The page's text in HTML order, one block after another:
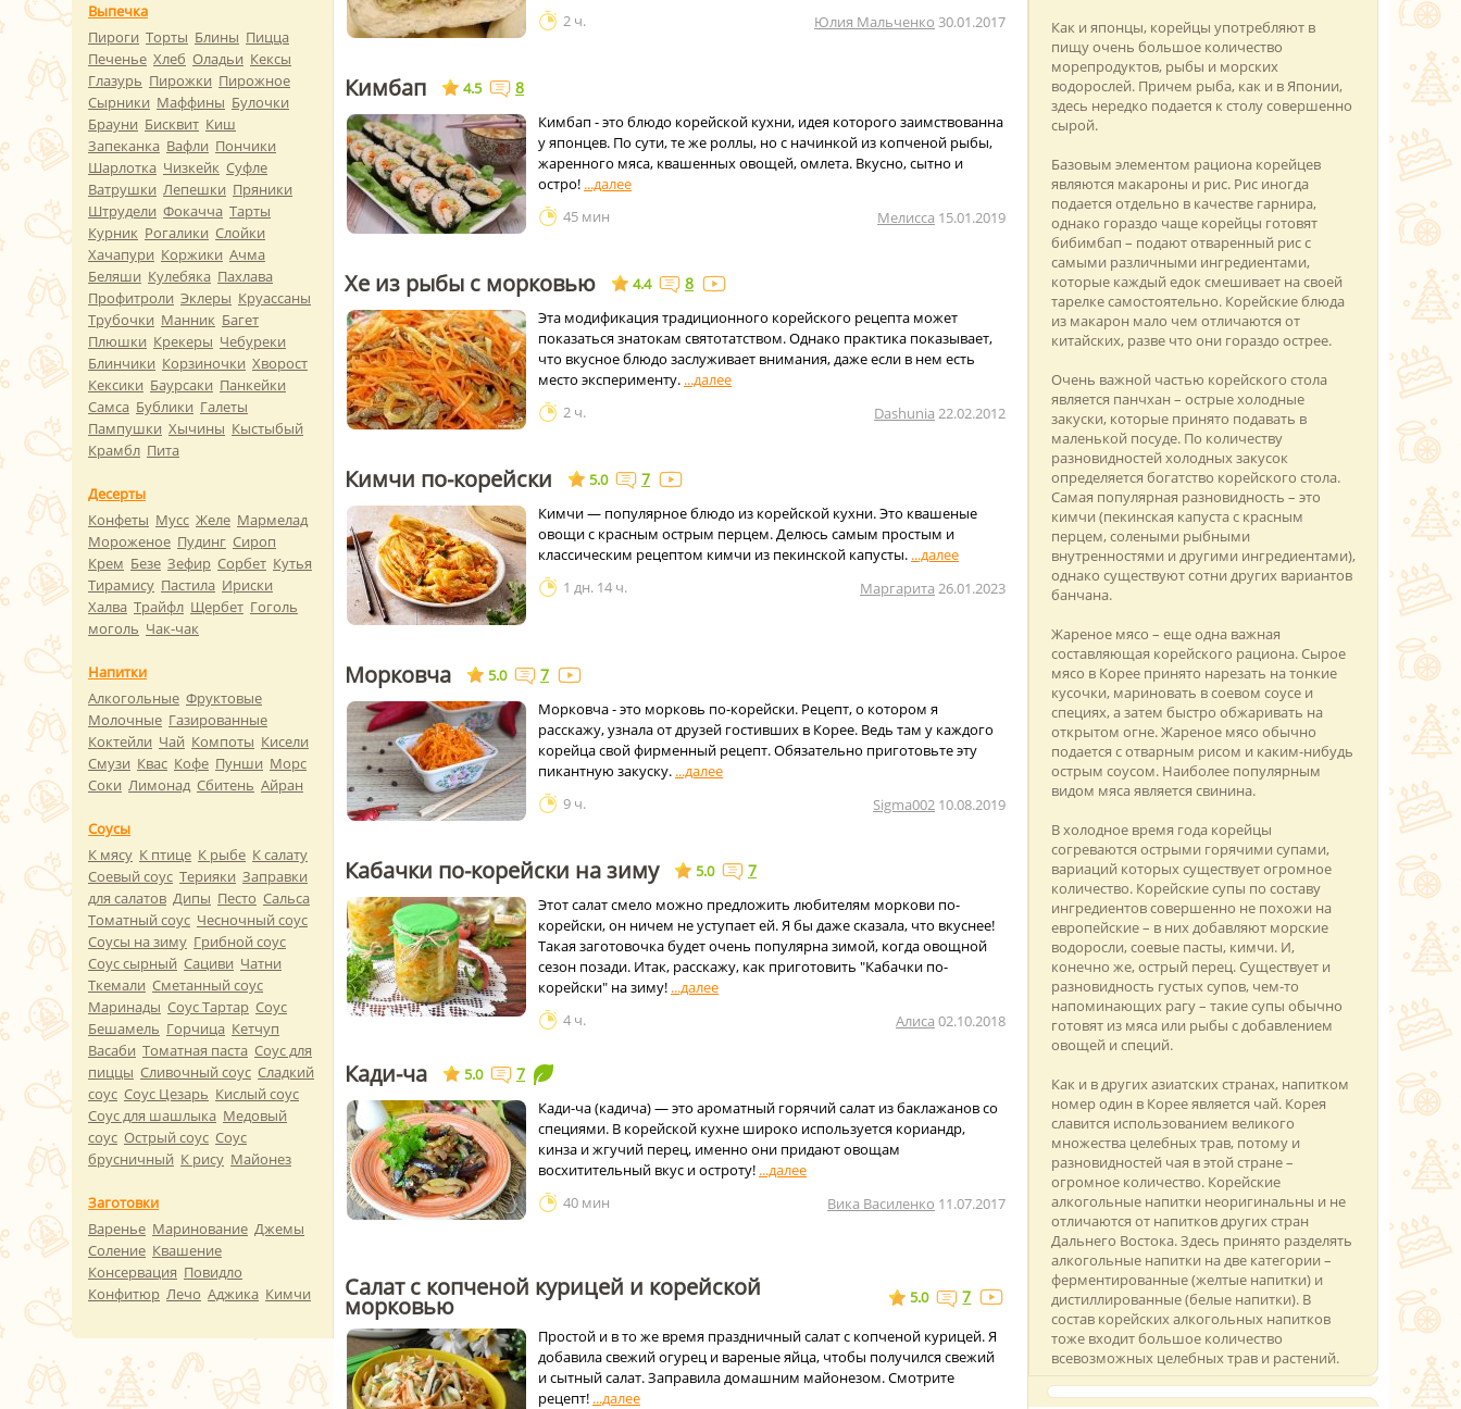
2 ч.
Юлия Мальченко 30.01.2017
Кимбап 4.5 8
Кимбап - это блюдо корейской кухни, идея которого заимствованна
у японцев. По сути, те же роллы, но с начинкой из копченой рыбы,
жаренного мяса, квашенных овощей, омлета. Вкусно, сытно и
остро!
45 мин
Мелисса 15.01.2019
Хе из рыбы с морковью 4.4 8
Эта модификация традиционного корейского рецепта может
показаться знатокам святотатством. Однако практика показывает,
что вкусное блюдо заслуживает внимания, даже если в нем есть
место эксперименту.
2 ч.
Dashunia 22.02.2012
Кимчи по-корейски 5.0 7
Кимчи — популярное блюдо из корейской кухни. Это квашеные
овощи с красным острым перцем. Делюсь самым простым и
классическим рецептом кимчи из пекинской капусты.
1 дн. 14 ч.
Маргарита 26.01.2023
Морковча 5.0 7
Морковча - это морковь по-корейски. Рецепт, о котором я
расскажу, узнала от друзей гостивших в Корее. Ведь там у каждого
корейца свой фирменный рецепт. Обязательно приготовьте эту
пикантную закуску.
9 ч.
Sigma002 10.08.2019
Кабачки по-корейски на зиму 5.0 7
Этот салат смело можно предложить любителям моркови по-
корейски, он ничем не уступает ей. Я бы даже сказала, что вкуснее!
Такая заготовочка будет очень популярна зимой, когда овощной
сезон позади. Итак, расскажу, как приготовить "Кабачки по-
корейски" на зиму!
4 ч.
Алиса 02.10.2018
Кади-ча 5.0 7
Кади-ча (кадича) — это ароматный горячий салат из баклажанов со
специями. В корейской кухне широко используется кориандр,
кинза и жгучий перец, именно они придают овощам
восхитительный вкус и остроту!
40 мин
Вика Василенко 11.07.2017
Салат с копченой курицей и корейской
морковью 5.0 7
Простой и в то же время праздничный салат с копченой курицей. Я
добавила свежий огурец и вареные яйца, чтобы получился свежий
и сытный салат. Заправила домашним майонезом. Смотрите
рецепт!
Как и японцы, корейцы употребляют в
пищу очень большое количество
морепродуктов, рыбы и морских
водорослей. Причем рыба, как и в Японии,
здесь нередко подается к столу совершенно
сырой.
Базовым элементом рациона корейцев
являются макароны и рис. Рис иногда
подается отдельно в качестве гарнира,
однако гораздо чаще корейцы готовят
бибимбап – подают отваренный рис с
самыми различными ингредиентами,
которые каждый едок смешивает на своей
тарелке самостоятельно. Корейские блюда
из макарон мало чем отличаются от
китайских, разве что они гораздо острее.
Очень важной частью корейского стола
является панчхан – острые холодные
закуски, которые принято подавать в
маленькой посуде. По количеству
разновидностей холодных закусок
определяется богатство корейского стола.
Самая популярная разновидность – это
кимчи (пекинская капуста с красным
перцем, солеными рыбными
внутренностями и другими ингредиентами),
однако существуют сотни других вариантов
банчана.
Жареное мясо – еще одна важная
составляющая корейского рациона. Сырое
мясо в Корее принято нарезать на тонкие
кусочки, мариновать в соевом соусе и
специях, а затем быстро обжаривать на
открытом огне. Жареное мясо обычно
подается с отварным рисом и каким-нибудь
острым соусом. Наиболее популярным
видом мяса является свинина.
В холодное время года корейцы
согреваются острыми горячими супами,
вариаций которых существует огромное
количество. Корейские супы по составу
ингредиентов совершенно не похожи на
европейские – в них добавляют морские
водоросли, соевые пасты, кимчи. И,
конечно же, острый перец. Существует и
разновидность густых супов, чем-то
напоминающих рагу – такие супы обычно
готовят из мяса или рыбы с добавлением
овощей и специй.
Как и в других азиатских странах, напитком
номер один в Корее является чай. Корея
славится использованием великого
множества целебных трав, потому и
разновидностей чая в этой стране –
огромное количество. Корейские
алкогольные напитки неоригинальны и не
отличаются от напитков других стран
Дальнего Востока. Здесь принято разделять
алкогольные напитки на две категории –
ферментированные (желтые напитки) и
дистиллированные (белые напитки). В
состав корейских алкогольных напитков
тоже входит большое количество
всевозможных целебных трав и растений.
Выпечка
Пироги Торты Блины Пицца
Печенье Хлеб Оладьи Кексы
Глазурь Пирожки Пирожное
Сырники Маффины Булочки
Брауни Бисквит Киш
Запеканка Вафли Пончики
Шарлотка Чизкейк Суфле
Ватрушки Лепешки Пряники
Штрудели Фокачча Тарты
Курник Рогалики Слойки
Хачапури Коржики Ачма
Беляши Кулебяка Пахлава
Профитроли Эклеры Круассаны
Трубочки Манник Багет
Плюшки Крекеры Чебуреки
Блинчики Корзиночки Хворост
Кексики Баурсаки Панкейки
Самса Бублики Галеты
Пампушки Хычины Кыстыбый
Крамбл Пита
Десерты
Конфеты Мусс Желе Мармелад
Мороженое Пудинг Сироп
Крем Безе Зефир Сорбет Кутья
Тирамису Пастила Ириски
Халва Трайфл Щербет Гоголь
моголь Чак-чак
Напитки
Алкогольные Фруктовые
Молочные Газированные
Коктейли Чай Компоты Кисели
Смузи Квас Кофе Пунши Морс
Соки Лимонад Сбитень Айран
Соусы
К мясу К птице К рыбе К салату
Соевый соус Терияки Заправки
для салатов Дипы Песто Сальса
Томатный соус Чесночный соус
Соусы на зиму Грибной соус
Соус сырный Сациви Чатни
Ткемали Сметанный соус
Маринады Соус Тартар Соус
Бешамель Горчица Кетчуп
Васаби Томатная паста Соус для
пиццы Сливочный соус Сладкий
соус Соус Цезарь Кислый соус
Соус для шашлыка Медовый
соус Острый соус Соус
брусничный К рису Майонез
Заготовки
Варенье Маринование Джемы
Соление Квашение
Консервация Повидло
Конфитюр Лечо Аджика Кимчи